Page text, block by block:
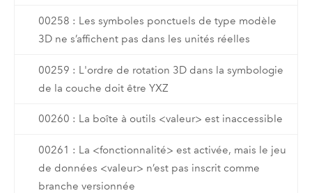
00258 : Les symboles ponctuels de type modèle
3D ne s’affichent pas dans les unités réelles
00259 : L'ordre de rotation 3D dans la symbologie
de la couche doit être YXZ
00260 : La boîte à outils <valeur> est inaccessible
00261 : La <fonctionnalité> est activée, mais le jeu
de données <valeur> n’est pas inscrit comme
branche versionnée